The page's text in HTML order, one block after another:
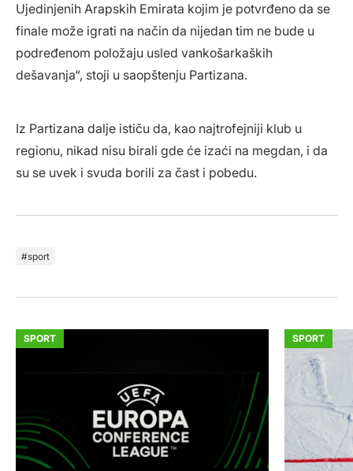
Ujedinjenih Arapskih Emirata kojim je potvrđeno da se
finale može igrati na način da nijedan tim ne bude u
podređenom položaju usled vankošarkaških
dešavanja“, stoji u saopštenju Partizana.
Iz Partizana dalje ističu da, kao najtrofejniji klub u
regionu, nikad nisu birali gde će izaći na megdan, i da
su se uvek i svuda borili za čast i pobedu.
sport
SPORT SPORT